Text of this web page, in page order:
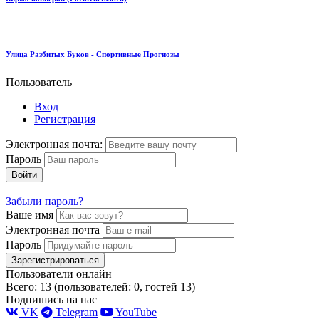
Улица Разбитых Буков - Спортивные Прогнозы
Пользователь
Вход
Регистрация
Электронная почта:
Пароль
Войти
Забыли пароль?
Ваше имя
Электронная почта
Пароль
Зарегистрироваться
Пользователи онлайн
Всего: 13 (пользователей: 0, гостей 13)
Подпишись на нас
VK
Telegram YouTube